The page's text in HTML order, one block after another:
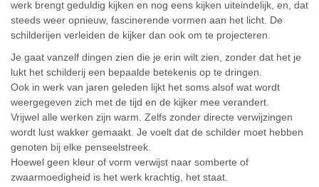
werk brengt geduldig kijken en nog eens kijken uiteindelijk, en, dat
steeds weer opnieuw, fascinerende vormen aan het licht. De
schilderijen verleiden de kijker dan ook om te projecteren.
Je gaat vanzelf dingen zien die je erin wilt zien, zonder dat het je
lukt het schilderij een bepaalde betekenis op te dringen.
Ook in werk van jaren geleden lijkt het soms alsof wat wordt
weergegeven zich met de tijd en de kijker mee verandert.
Vrijwel alle werken zijn warm. Zelfs zonder directe verwijzingen
wordt lust wakker gemaakt. Je voelt dat de schilder moet hebben
genoten bij elke penseelstreek.
Hoewel geen kleur of vorm verwijst naar somberte of
zwaarmoedigheid is het werk krachtig, het staat.